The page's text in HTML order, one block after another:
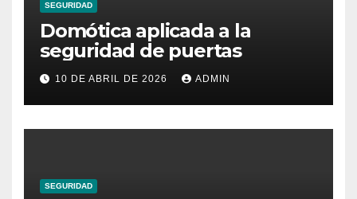
SEGURIDAD
Domótica aplicada a la
seguridad de puertas
10 DE ABRIL DE 2026 ADMIN
SEGURIDAD